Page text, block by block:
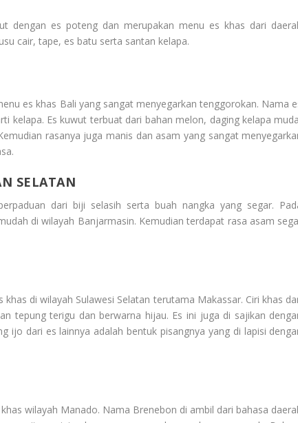
dengan es poteng dan merupakan menu es khas dari
cair, tape, es batu serta santan kelapa.
es khas Bali yang sangat menyegarkan tenggorokan. Nama
kelapa. Es kuwut terbuat dari bahan melon, daging kelapa
rasanya juga manis dan asam yang sangat
SELATAN
dari biji selasih serta buah nangka yang segar.
di wilayah Banjarmasin. Kemudian terdapat rasa asam
di wilayah Sulawesi Selatan terutama Makassar. Ciri khas
tepung terigu dan berwarna hijau. Es ini juga di sajikan
ijo dari es lainnya adalah bentuk pisangnya yang di lapisi
wilayah Manado. Nama Brenebon di ambil dari bahasa